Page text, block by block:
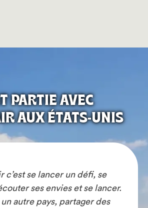
PARTIE AVEC
AUX ÉTATS-UNIS
c’est se lancer un défi, se
ses envies et se lancer.
autre pays, partager des